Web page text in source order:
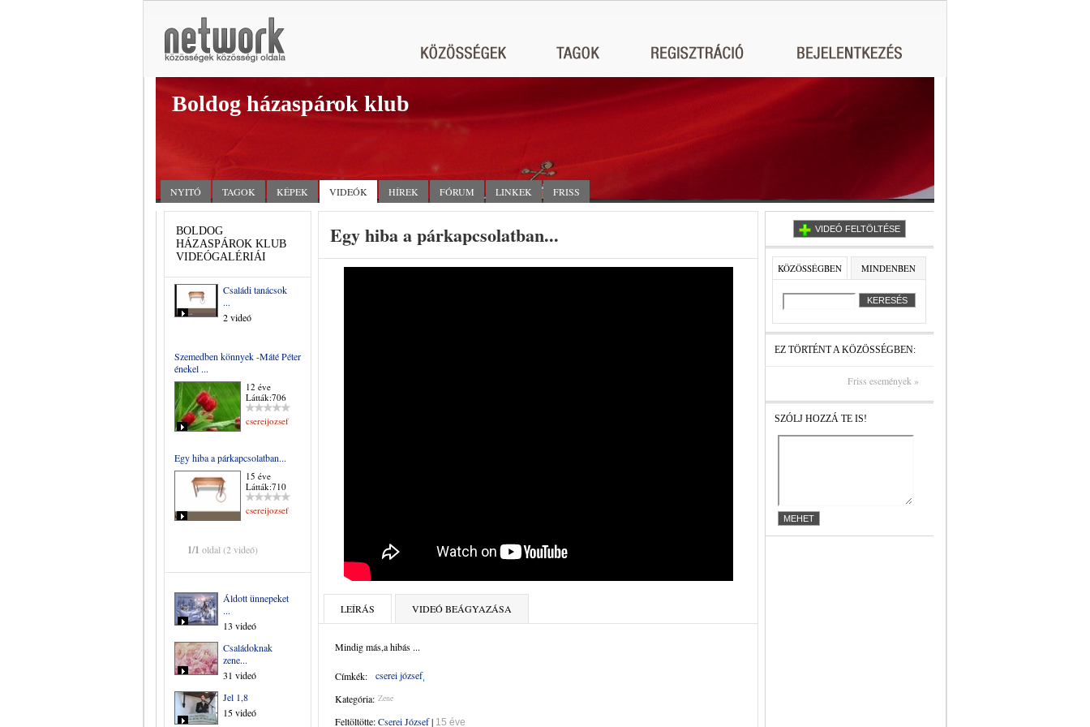
Boldog házaspárok klub
NYITÓ TAGOK KÉPEK VIDEÓK HÍREK FÓRUM LINKEK FRISS
BOLDOG
HÁZASPÁROK KLUB
VIDEÓGALÉRIÁI
Családi tanácsok
...
2 videó
Szemedben könnyek -Máté Péter
énekel ...
12 éve
Látták:706
csereijozsef
Egy hiba a párkapcsolatban...
15 éve
Látták:710
csereijozsef
1/1 oldal (2 videó)
Áldott ünnepeket
...
13 videó
Családoknak
zene...
31 videó
Jel 1,8
15 videó
Egy hiba a párkapcsolatban...
LEÍRÁS VIDEÓ BEÁGYAZÁSA
Mindig más,a hibás ...
Címkék:
cserei józsef
Kategória: Zene
Feltöltötte:Cserei József| 15 éve
VIDEÓ FELTÖLTÉSE
KÖZÖSSÉGBEN MINDENBEN
EZ TÖRTÉNT A KÖZÖSSÉGBEN:
Friss események »
SZÓLJ HOZZÁ TE IS!